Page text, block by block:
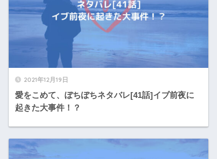
2021年12月19日
愛をこめて、ぼちぼちネタバレ[41話]イブ前夜に
起きた大事件！？